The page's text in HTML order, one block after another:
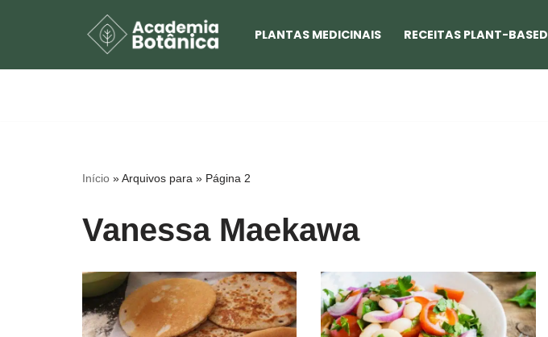
para
PLANTAS MEDICINAIS RECEITAS PLANT-BASED
Início »Arquivos para » Página 2
Vanessa Maekawa